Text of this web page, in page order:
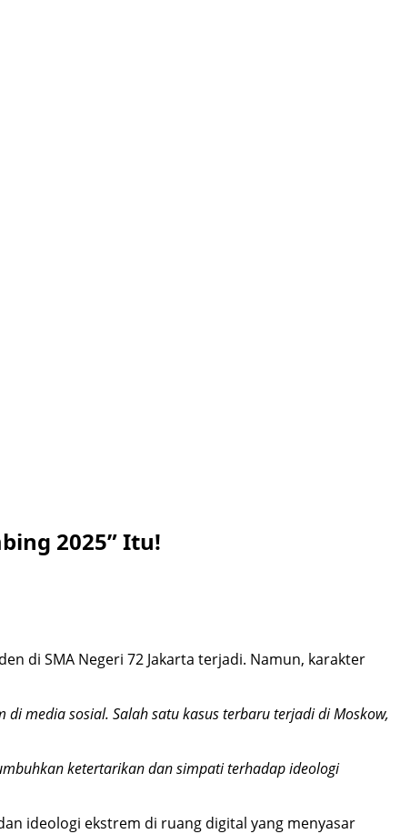
2025” Itu!
di SMA Negeri 72 Jakarta terjadi. Namun, karakter
media sosial. Salah satu kasus terbaru terjadi di Moskow,
ketertarikan dan simpati terhadap ideologi
ideologi ekstrem di ruang digital yang menyasar